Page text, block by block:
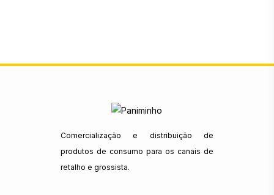
Comercialização e distribuição de
produtos de consumo para os canais de
retalho e grossista.